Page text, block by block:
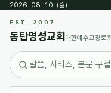
2026. 08. 10. (월) ·
EST. 2007
동탄명성교회 대한예수교장로